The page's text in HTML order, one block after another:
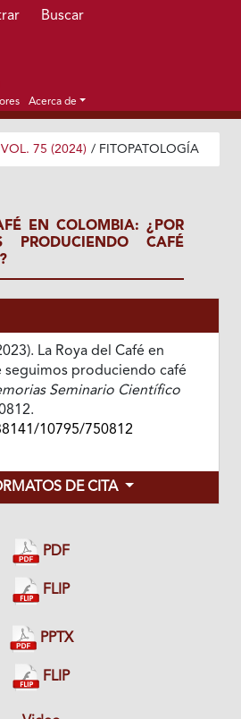
principal
Buscar
Acerca de
VOL. 75 (2024) / FITOPATOLOGÍA
EN COLOMBIA: ¿POR
PRODUCIENDO CAFÉ
La Roya del Café en
produciendo café
Seminario Científico
10795/750812
DE CITA
PDF
FLIP
PPTX
FLIP